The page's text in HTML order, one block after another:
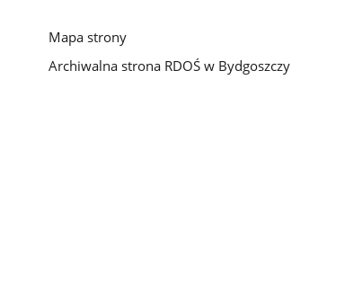
Mapa strony
Archiwalna strona RDOŚ w Bydgoszczy